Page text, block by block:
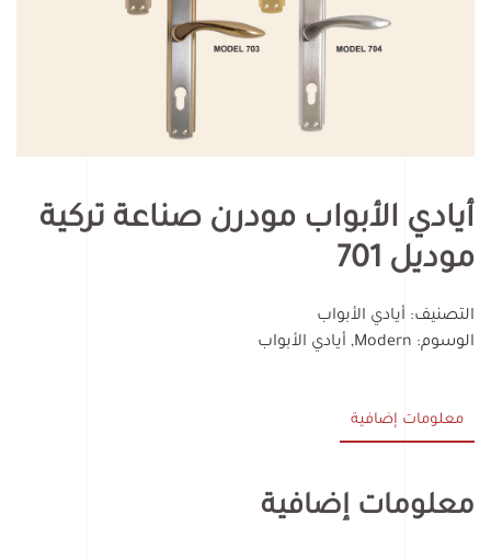
أيادي الأبواب مودرن صناعة تركية
موديل 701
التصنيف: أيادي الأبواب
الوسوم: Modern
, أيادي الأبواب
معلومات إضافية
معلومات إضافية